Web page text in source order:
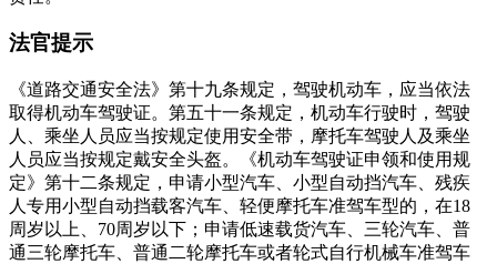
法官提示
《道路交通安全法》第十九条规定，驾驶机动车，应当依法
取得机动车驾驶证。第五十一条规定，机动车行驶时，驾驶
人、乘坐人员应当按规定使用安全带，摩托车驾驶人及乘坐
人员应当按规定戴安全头盔。《机动车驾驶证申领和使用规
定》第十二条规定，申请小型汽车、小型自动挡汽车、残疾
人专用小型自动挡载客汽车、轻便摩托车准驾车型的，在18
周岁以上、70周岁以下；申请低速载货汽车、三轮汽车、普
通三轮摩托车、普通二轮摩托车或者轮式自行机械车准驾车